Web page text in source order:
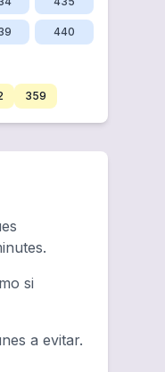
440
359
si
a evitar.